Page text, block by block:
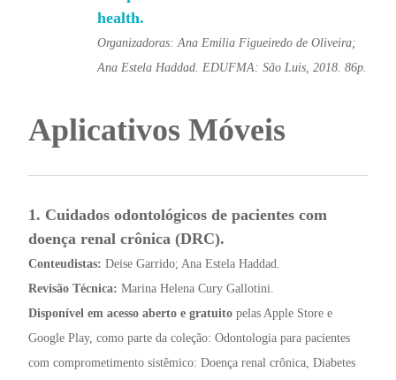
health.
Organizadoras: Ana Emilia Figueiredo de Oliveira;
Ana Estela Haddad. EDUFMA: São Luis, 2018. 86p.
Aplicativos Móveis
1. Cuidados odontológicos de pacientes com
doença renal crônica (DRC).
Conteudistas: Deise Garrido; Ana Estela Haddad.
Revisão Técnica: Marina Helena Cury Gallotini.
Disponível em acesso aberto e gratuito pelas Apple Store e
Google Play, como parte da coleção: Odontologia para pacientes
com comprometimento sistêmico: Doença renal crônica, Diabetes